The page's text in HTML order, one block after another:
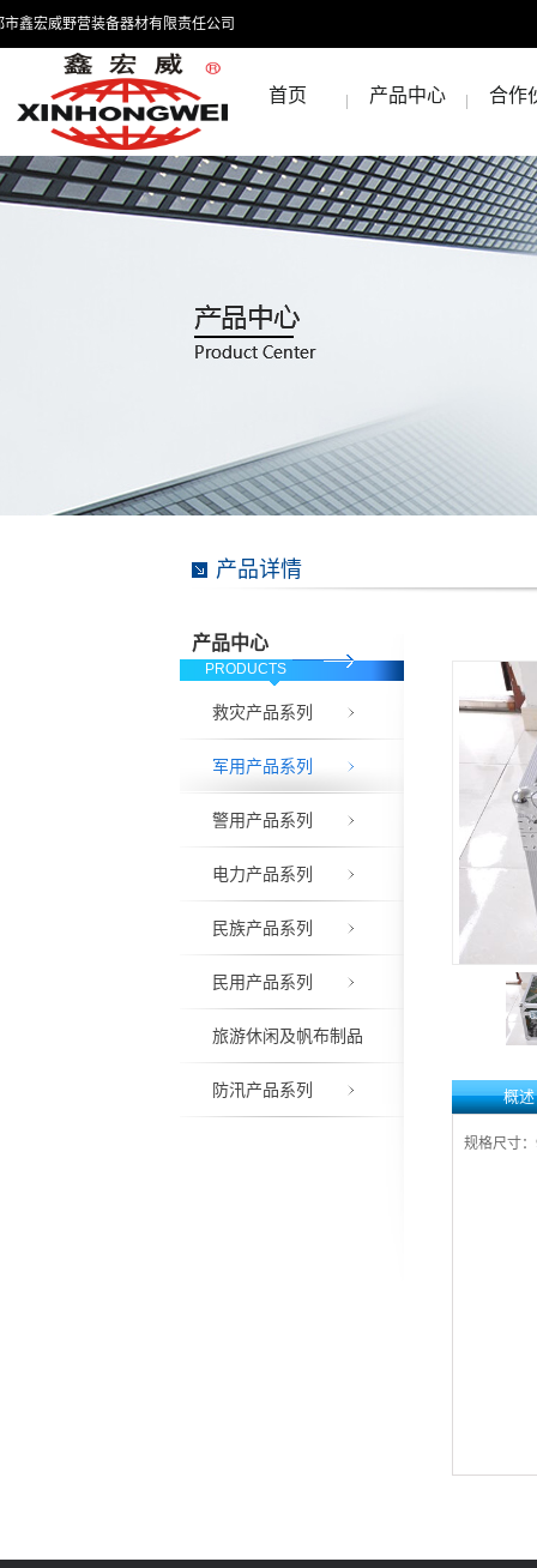
市鑫宏威野营装备器材有限责任公司
首页 产品中心 合作
产品中心
PRODUCTS
救灾产品系列
军用产品系列
警用产品系列
电力产品系列
民族产品系列
民用产品系列
旅游休闲及帆布制品
防汛产品系列
产品详情
概述
规格尺寸